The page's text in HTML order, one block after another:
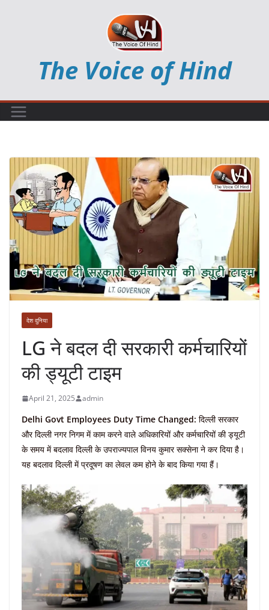
The Voice of Hind
देश दुनिया
LG ने बदल दी सरकारी कर्मचार‍ियों
की ड्यूटी टाइम
April 21, 2025 admin
Delhi Govt Employees Duty Time Changed: दिल्ली सरकार
और दिल्ली नगर निगम में काम करने वाले अधिकारियों और कर्मचारियों की ड्यूटी
के समय में बदलाव दिल्ली के उपराज्यपाल विनय कुमार सक्सेना ने कर दिया है।
यह बदलाव दिल्ली में प्रदूषण का लेवल कम होने के बाद किया गया हैं।